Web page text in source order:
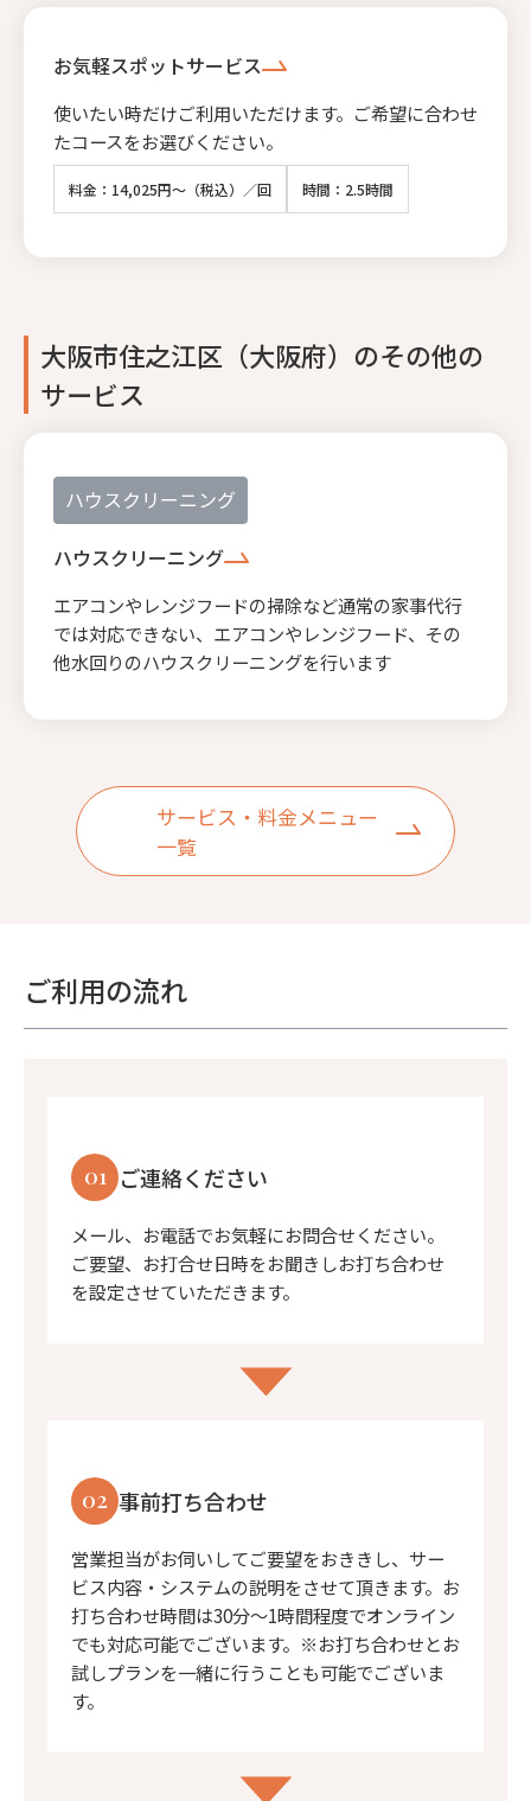
お気軽スポットサービス
使いたい時だけご利用いただけます。ご希望に合わせ
たコースをお選びください。
料金：14,025円～（税込）／回 時間：2.5時間
大阪市住之江区（大阪府）のその他の
サービス
ハウスクリーニング
ハウスクリーニング
エアコンやレンジフードの掃除など通常の家事代行
では対応できない、エアコンやレンジフード、その
他水回りのハウスクリーニングを行います
サービス・料金メニュー
一覧
ご利用の流れ
01 ご連絡ください
メール、お電話でお気軽にお問合せください。
ご要望、お打合せ日時をお聞きしお打ち合わせ
を設定させていただきます。
02 事前打ち合わせ
営業担当がお伺いしてご要望をおききし、サー
ビス内容・システムの説明をさせて頂きます。お
打ち合わせ時間は30分〜1時間程度でオンライン
でも対応可能でございます。※お打ち合わせとお
試しプランを一緒に行うことも可能でございま
す。